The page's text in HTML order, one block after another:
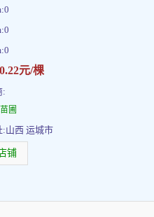
0.22元/棵
:
圃
:山西 运城市
铺